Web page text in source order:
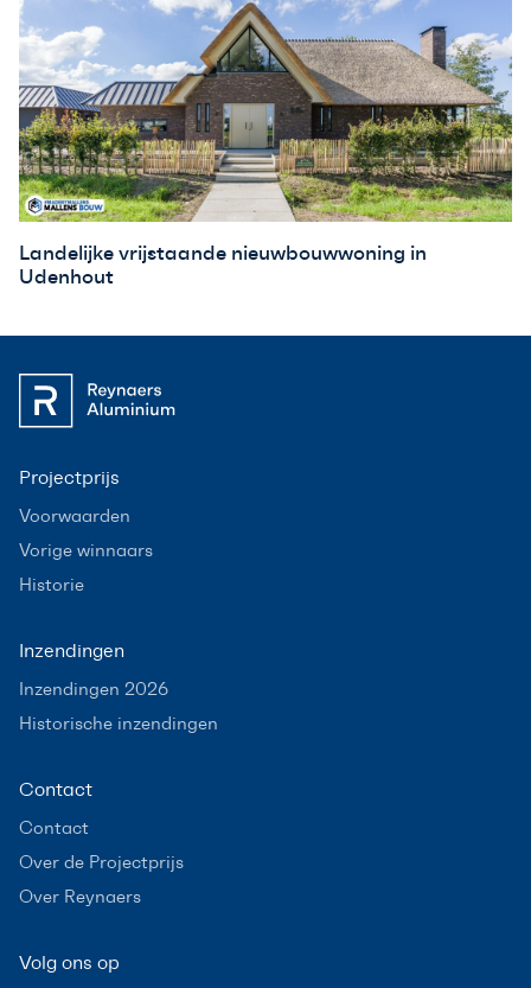
Landelijke vrijstaande nieuwbouwwoning in
Udenhout
Projectprijs
Voorwaarden
Vorige winnaars
Historie
Inzendingen
Inzendingen 2026
Historische inzendingen
Contact
Contact
Over de Projectprijs
Over Reynaers
Volg ons op